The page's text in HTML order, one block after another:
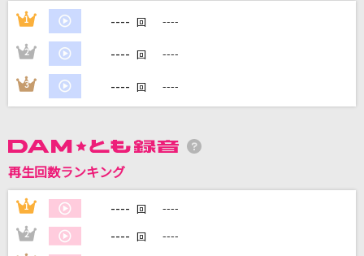
カラオケ最新情報をチェック！
1 ---- 回 ----
2 ---- 回 ----
3 ---- 回 ----
再生回数ランキング
1 ---- 回 ----
2 ---- 回 ----